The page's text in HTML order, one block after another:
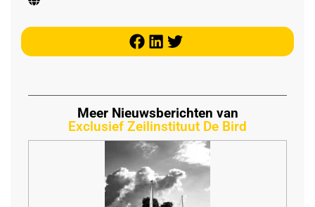
Meer Nieuwsberichten van
Exclusief Zeilinstituut De Bird